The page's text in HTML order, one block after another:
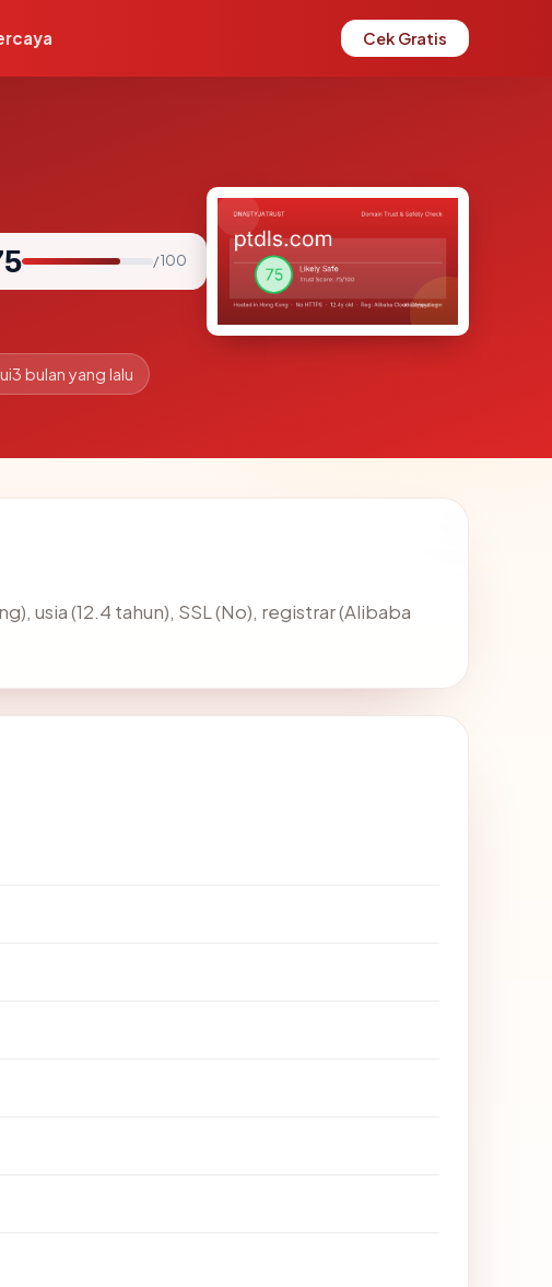
Cek Gratis
/ 100
3 bulan yang lalu
usia (12.4 tahun), SSL (No), registrar (Alibaba